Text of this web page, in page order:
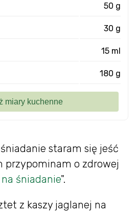
staram się jeść
przypominam o zdrowej
śniadanie".
z kaszy jaglanej na
50 g
30 g
15 ml
180 g